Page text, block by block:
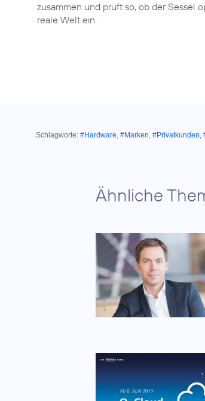
zusammen und prüft so, ob der Sessel
reale Welt ein.
Schlagworte: #Hardware, #Marken, #Privatkunden,
Ähnliche